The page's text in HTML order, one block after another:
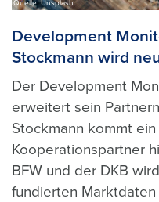
Quelle: Unsplash
Development
Stockmann wird
Der Development
erweitert sein
Stockmann kommt
Kooperationspartner
BFW und der DKB
fundierten